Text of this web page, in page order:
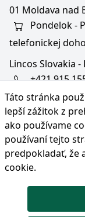
Táto stránka
lepší zážitok z
ako používame
používaní tejto
predpokladať, že
cookie.
01 Moldava nad
Pondelok -
telefonickej
Lincos Slovakia -
+421 915
+36/30 343
Lincos
Rača, Slovensko
Iba sídlo